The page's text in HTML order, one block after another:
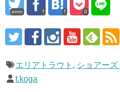
error 0
エリアトラウト , ショアー
t.koga